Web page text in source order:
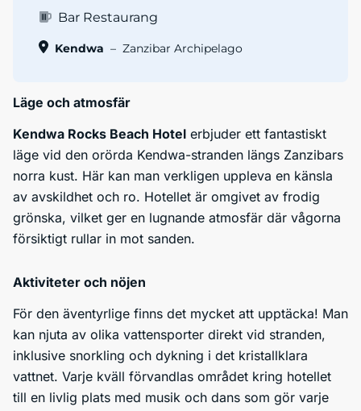
Bar Restaurang
Kendwa – Zanzibar Archipelago
Läge och atmosfär
Kendwa Rocks Beach Hotel erbjuder ett fantastiskt
läge vid den orörda Kendwa-stranden längs Zanzibars
norra kust. Här kan man verkligen uppleva en känsla
av avskildhet och ro. Hotellet är omgivet av frodig
grönska, vilket ger en lugnande atmosfär där vågorna
försiktigt rullar in mot sanden.
Aktiviteter och nöjen
För den äventyrlige finns det mycket att upptäcka! Man
kan njuta av olika vattensporter direkt vid stranden,
inklusive snorkling och dykning i det kristallklara
vattnet. Varje kväll förvandlas området kring hotellet
till en livlig plats med musik och dans som gör varje